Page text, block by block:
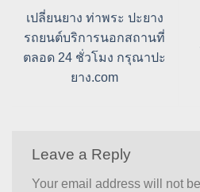
เปลี่ยนยาง ท่าพระ ปะยาง
รถยนต์บริการนอกสถานที่
ตลอด 24 ชั่วโมง กรุณาปะ
ยาง.com
Leave a Reply
Your email address will not